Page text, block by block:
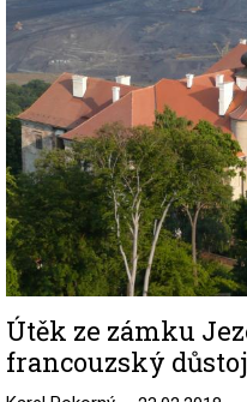
Útěk ze zámku
francouzský